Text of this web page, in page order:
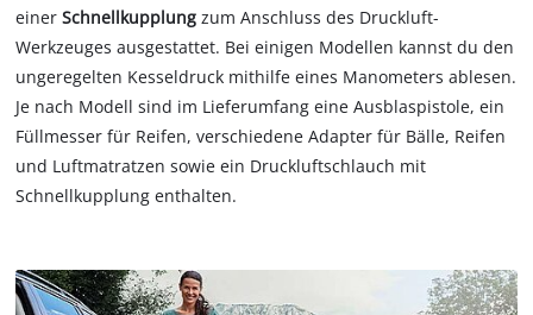
einerSchnellkupplungzum Anschluss des Druckluft-
Werkzeuges ausgestattet. Bei einigen Modellen kannst du den
ungeregelten Kesseldruck mithilfe eines Manometers ablesen.
Je nach Modell sind im Lieferumfang eine Ausblaspistole, ein
Füllmesser für Reifen, verschiedene Adapter für Bälle, Reifen
und Luftmatratzen sowie ein Druckluftschlauch mit
Schnellkupplung enthalten.